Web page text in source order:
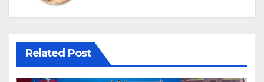
Related Post